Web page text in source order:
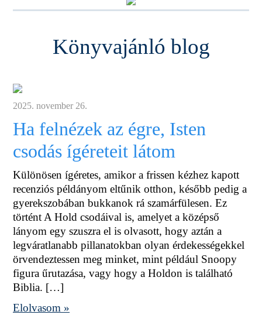
Könyvajánló blog
2025. november 26.
Ha felnézek az égre, Isten
csodás ígéreteit látom
Különösen ígéretes, amikor a frissen kézhez kapott
recenziós példányom eltűnik otthon, később pedig a
gyerekszobában bukkanok rá szamárfülesen. Ez
történt A Hold csodáival is, amelyet a középső
lányom egy szuszra el is olvasott, hogy aztán a
legváratlanabb pillanatokban olyan érdekességekkel
örvendeztessen meg minket, mint például Snoopy
figura űrutazása, vagy hogy a Holdon is található
Biblia. […]
Elolvasom »